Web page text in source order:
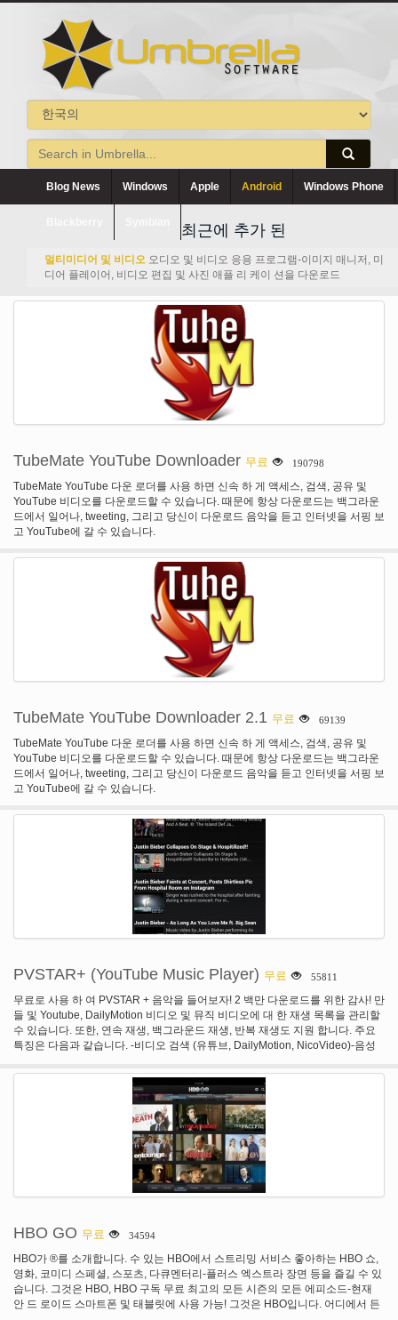
Blog News Windows Apple Android Windows Phone
최근에 추가 된
멀티미디어 및 비디오 오디오 및 비디오 응용 프로그램-이미지 매니저, 미
디어 플레이어, 비디오 편집 및 사진 애플 리 케이 션을 다운로드
TubeMate YouTube Downloader 무료 190798
TubeMate YouTube 다운 로더를 사용 하면 신속 하 게 액세스, 검색, 공유 및
YouTube 비디오를 다운로드할 수 있습니다. 때문에 항상 다운로드는 백그라운
드에서 일어나, tweeting, 그리고 당신이 다운로드 음악을 듣고 인터넷을 서핑 보
고 YouTube에 갈 수 있습니다.
TubeMate YouTube Downloader 2.1 무료 69139
TubeMate YouTube 다운 로더를 사용 하면 신속 하 게 액세스, 검색, 공유 및
YouTube 비디오를 다운로드할 수 있습니다. 때문에 항상 다운로드는 백그라운
드에서 일어나, tweeting, 그리고 당신이 다운로드 음악을 듣고 인터넷을 서핑 보
고 YouTube에 갈 수 있습니다.
PVSTAR+ (YouTube Music Player) 무료 55811
무료로 사용 하 여 PVSTAR + 음악을 들어보자! 2 백만 다운로드를 위한 감사! 만
들 및 Youtube, DailyMotion 비디오 및 뮤직 비디오에 대 한 재생 목록을 관리할
수 있습니다. 또한, 연속 재생, 백그라운드 재생, 반복 재생도 지원 합니다. 주요
특징은 다음과 같습니다. -비디오 검색 (유튜브, DailyMotion, NicoVideo)-음성
생-백그라운드 재생-반복 재생-셔플 재생-Mylist Mylist-백업 Mylist-에 벽지 (최대
100)-비디오 제목과 요약-머-인기 비디오 순위-음악 모드-#NowPlaying, 트위터
짹짹 비디오 비디오 캐시 기능에 타임 라인 재생-낮은 품질 모드 (느린 네트워크)
에 대 한 수정-이어폰 연결이 끊어질 때 자동으로 중지 합니다. -PVSTAR에서 다
른 애플 리 케이 션-Youtube 또는 NicoVideo에서 재생 목록 가져오기 URL를 열
때에 오픈. -안 드 로이드 4/3를 지원 또한 관련된 동영상-위젯-쉬운 작업-시스템
HBO GO 무료 34594
HBO가 ®를 소개합니다. 수 있는 HBO에서 스트리밍 서비스 좋아하는 HBO 쇼,
영화, 코미디 스페셜, 스포츠, 다큐멘터리-플러스 엑스트라 장면 등을 즐길 수 있
습니다. 그것은 HBO, HBO 구독 무료 최고의 모든 시즌의 모든 에피소드-현재
안 드 로이드 스마트폰 및 태블릿에 사용 가능! 그것은 HBO입니다. 어디에서 든